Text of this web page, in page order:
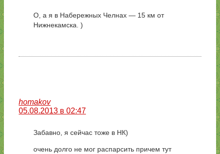
О, а я в Набережных Челнах — 15 км от
Нижнекамска. )
homakov
05.08.2013 в 02:47
Забавно, я сейчас тоже в НК)
очень долго не мог распарсить причем тут